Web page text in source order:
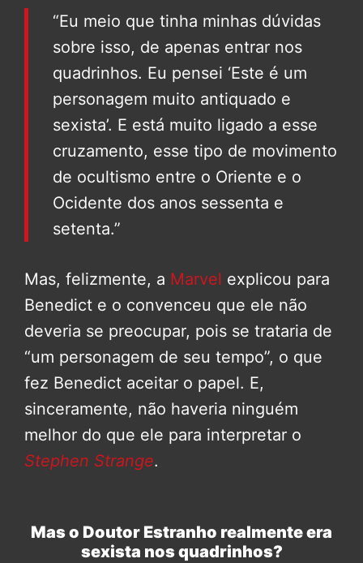
“Eu meio que tinha minhas dúvidas
sobre isso, de apenas entrar nos
quadrinhos. Eu pensei ‘Este é um
personagem muito antiquado e
sexista’. E está muito ligado a esse
cruzamento, esse tipo de movimento
de ocultismo entre o Oriente e o
Ocidente dos anos sessenta e
setenta.”
Mas, felizmente, a Marvel explicou para
Benedict e o convenceu que ele não
deveria se preocupar, pois se trataria de
“um personagem de seu tempo”, o que
fez Benedict aceitar o papel. E,
sinceramente, não haveria ninguém
melhor do que ele para interpretar o
Stephen Strange.
Mas o Doutor Estranho realmente era
sexista nos quadrinhos?